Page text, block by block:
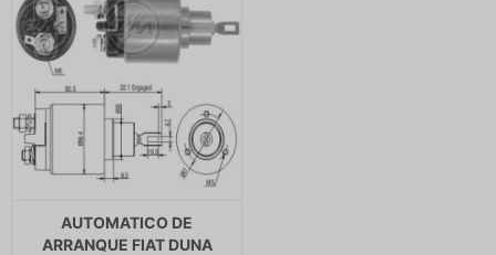
AUTOMATICO DE
ARRANQUE FIAT DUNA